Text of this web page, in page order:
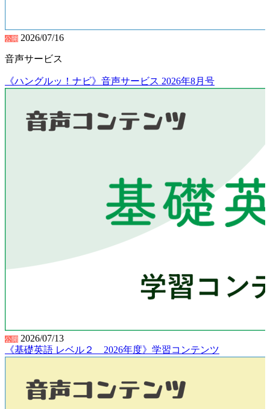
公開 2026/07/16
音声サービス
《ハングルッ！ナビ》音声サービス 2026年8月号
公開 2026/07/13
《基礎英語 レベル２ 2026年度》学習コンテンツ